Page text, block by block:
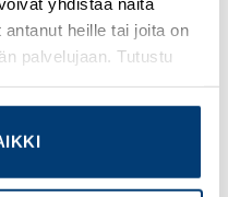
heille tai joita on
palvelujaan. Tutustu